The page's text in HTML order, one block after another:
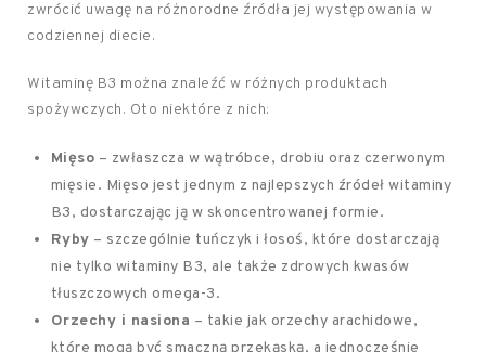
zwrócić uwagę na różnorodne źródła jej występowania w
codziennej diecie.
Witaminę B3 można znaleźć w różnych produktach
spożywczych. Oto niektóre z nich:
Mięso – zwłaszcza w wątróbce, drobiu oraz czerwonym
mięsie. Mięso jest jednym z najlepszych źródeł witaminy
B3, dostarczając ją w skoncentrowanej formie.
Ryby – szczególnie tuńczyk i łosoś, które dostarczają
nie tylko witaminy B3, ale także zdrowych kwasów
tłuszczowych omega-3.
Orzechy i nasiona – takie jak orzechy arachidowe,
które mogą być smaczną przekąską, a jednocześnie